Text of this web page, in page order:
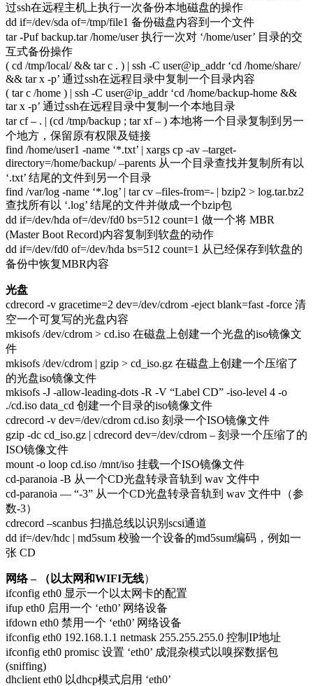
过ssh在远程主机上执行一次备份本地磁盘的操作
dd if=/dev/sda of=/tmp/file1 备份磁盘内容到一个文件
tar -Puf backup.tar /home/user 执行一次对 ‘/home/user’ 目录的交
互式备份操作
( cd /tmp/local/ && tar c . ) | ssh -C user@ip_addr ‘cd /home/share/
&& tar x -p’ 通过ssh在远程目录中复制一个目录内容
( tar c /home ) | ssh -C user@ip_addr ‘cd /home/backup-home &&
tar x -p’ 通过ssh在远程目录中复制一个本地目录
tar cf – . | (cd /tmp/backup ; tar xf – ) 本地将一个目录复制到另一
个地方，保留原有权限及链接
find /home/user1 -name ‘*.txt’ | xargs cp -av –target-
directory=/home/backup/ –parents 从一个目录查找并复制所有以
‘.txt’ 结尾的文件到另一个目录
find /var/log -name ‘*.log’ | tar cv –files-from=- | bzip2 > log.tar.bz2
查找所有以 ‘.log’ 结尾的文件并做成一个bzip包
dd if=/dev/hda of=/dev/fd0 bs=512 count=1 做一个将 MBR
(Master Boot Record)内容复制到软盘的动作
dd if=/dev/fd0 of=/dev/hda bs=512 count=1 从已经保存到软盘的
备份中恢复MBR内容
光盘
cdrecord -v gracetime=2 dev=/dev/cdrom -eject blank=fast -force 清
空一个可复写的光盘内容
mkisofs /dev/cdrom > cd.iso 在磁盘上创建一个光盘的iso镜像文
件
mkisofs /dev/cdrom | gzip > cd_iso.gz 在磁盘上创建一个压缩了
的光盘iso镜像文件
mkisofs -J -allow-leading-dots -R -V “Label CD” -iso-level 4 -o
./cd.iso data_cd 创建一个目录的iso镜像文件
cdrecord -v dev=/dev/cdrom cd.iso 刻录一个ISO镜像文件
gzip -dc cd_iso.gz | cdrecord dev=/dev/cdrom – 刻录一个压缩了的
ISO镜像文件
mount -o loop cd.iso /mnt/iso 挂载一个ISO镜像文件
cd-paranoia -B 从一个CD光盘转录音轨到 wav 文件中
cd-paranoia — “-3” 从一个CD光盘转录音轨到 wav 文件中（参
数-3）
cdrecord –scanbus 扫描总线以识别scsi通道
dd if=/dev/hdc | md5sum 校验一个设备的md5sum编码，例如一
张 CD
网络 – （以太网和WIFI无线）
ifconfig eth0 显示一个以太网卡的配置
ifup eth0 启用一个 ‘eth0’ 网络设备
ifdown eth0 禁用一个 ‘eth0’ 网络设备
ifconfig eth0 192.168.1.1 netmask 255.255.255.0 控制IP地址
ifconfig eth0 promisc 设置 ‘eth0’ 成混杂模式以嗅探数据包
(sniffing)
dhclient eth0 以dhcp模式启用 ‘eth0’